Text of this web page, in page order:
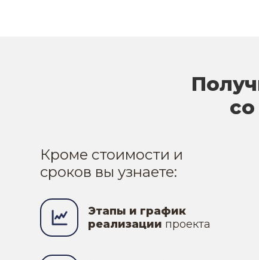
Кроме стоимости и
сроков вы узнаете:
Этапы и график
реализации проекта